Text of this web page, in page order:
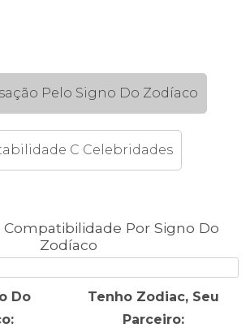
Pelo Signo Do Zodíaco
C Celebridades
Compatibilidade Por Signo Do
Zodíaco
Do
Tenho Zodiac, Seu
Parceiro: